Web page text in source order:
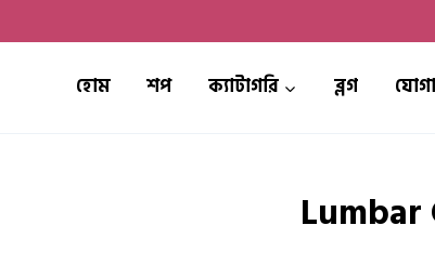
হোম শপ ক্যাটাগরি ব্লগ
Lumbar